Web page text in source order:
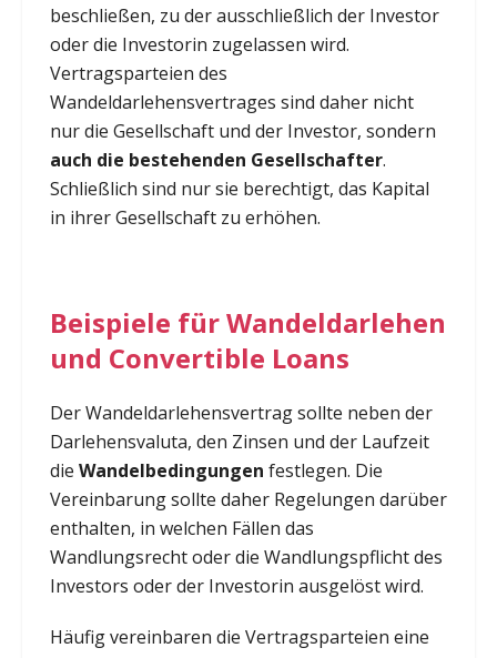
beschließen, zu der ausschließlich der Investor
oder die Investorin zugelassen wird.
Vertragsparteien des
Wandeldarlehensvertrages sind daher nicht
nur die Gesellschaft und der Investor, sondern
auch die bestehenden Gesellschafter.
Schließlich sind nur sie berechtigt, das Kapital
in ihrer Gesellschaft zu erhöhen.
Beispiele für Wandeldarlehen
und Convertible Loans
Der Wandeldarlehensvertrag sollte neben der
Darlehensvaluta, den Zinsen und der Laufzeit
die Wandelbedingungen festlegen. Die
Vereinbarung sollte daher Regelungen darüber
enthalten, in welchen Fällen das
Wandlungsrecht oder die Wandlungspflicht des
Investors oder der Investorin ausgelöst wird.
Häufig vereinbaren die Vertragsparteien eine